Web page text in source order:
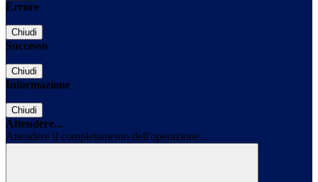
Errore
Chiudi
Successo
Chiudi
Informazione
Chiudi
Attendere...
Attendere il completamento dell'operazione...